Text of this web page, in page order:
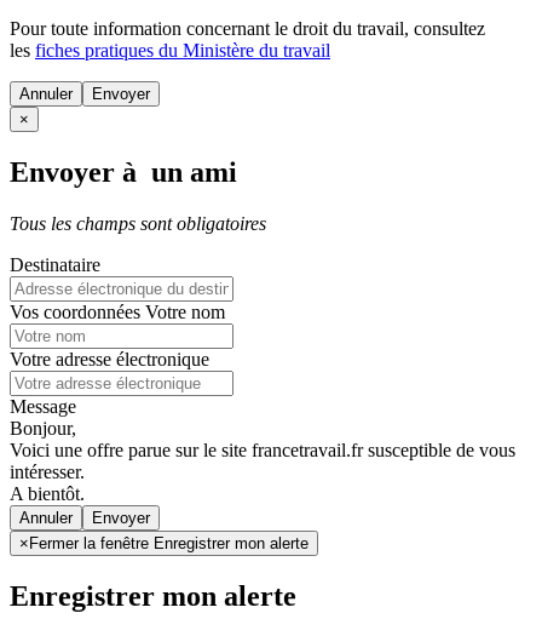
Pour toute information concernant le droit du travail, consultez
les fiches pratiques du Ministère du travail
Annuler
×
Envoyer à un ami
Tous les champs sont obligatoires
Destinataire
Vos coordonnées Votre nom
Votre adresse électronique
Message
Bonjour,
Voici une offre parue sur le site francetravail.fr susceptible de vous
intéresser.
A bientôt.
Annuler
× Fermer la fenêtre Enregistrer mon alerte
Enregistrer mon alerte